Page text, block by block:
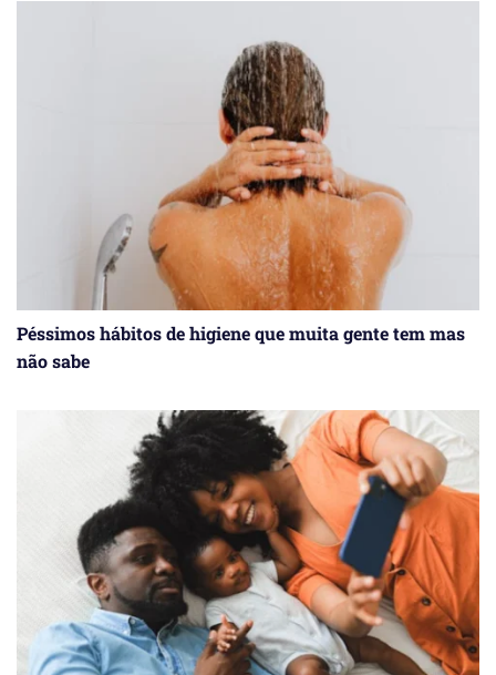
Péssimos hábitos de higiene que muita gente tem mas
não sabe